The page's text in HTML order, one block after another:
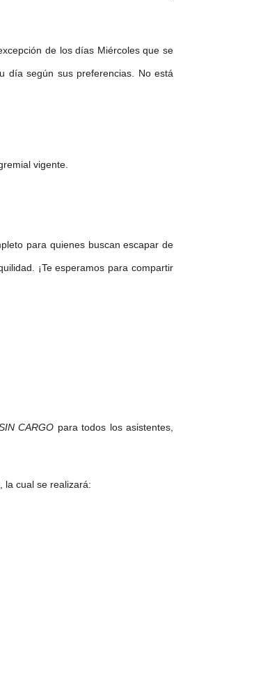
de los días Miércoles que se
día según sus preferencias. No está
vigente.
para quienes buscan escapar de
¡Te esperamos para compartir
CARGO para todos los asistentes,
, la cual se realizará: